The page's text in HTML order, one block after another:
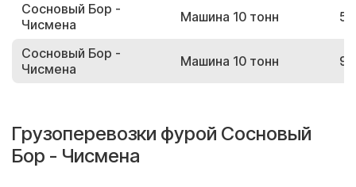
Сосновый Бор -
Чисмена
Машина 10 тонн
Сосновый Бор -
Чисмена
Машина 10 тонн
Грузоперевозки фурой Сосновый
Бор - Чисмена